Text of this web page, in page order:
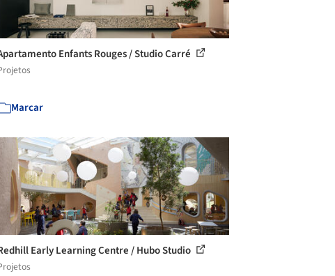
Enfants Rouges / Studio Carré
Marcar
Early Learning Centre / Hubo Studio